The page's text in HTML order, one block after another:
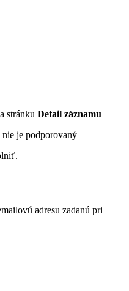
stránku Detail záznamu
je podporovaný
adresu zadanú pri